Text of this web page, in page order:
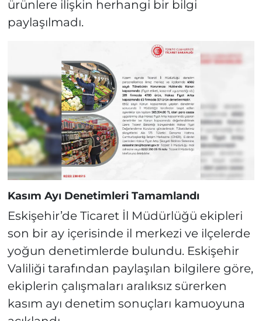
ürünlere ilişkin herhangi bir bilgi
paylaşılmadı.
Kasım Ayı Denetimleri Tamamlandı
Eskişehir’de Ticaret İl Müdürlüğü ekipleri
son bir ay içerisinde il merkezi ve ilçelerde
yoğun denetimlerde bulundu. Eskişehir
Valiliği tarafından paylaşılan bilgilere göre,
ekiplerin çalışmaları aralıksız sürerken
kasım ayı denetim sonuçları kamuoyuna